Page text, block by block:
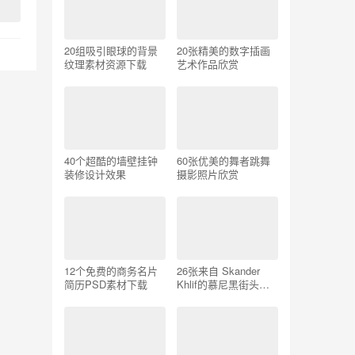
20组吸引眼球的背景
纹理素材资源下载
20张精美的数字插画
艺术作品欣赏
40个超酷的墙壁挂钟
装修设计效果
60张优美的舞者跳舞
摄影照片欣赏
12个免费的商务名片
简历PSD素材下载
26张来自 Skander
Khlif的慕尼黑街头摄